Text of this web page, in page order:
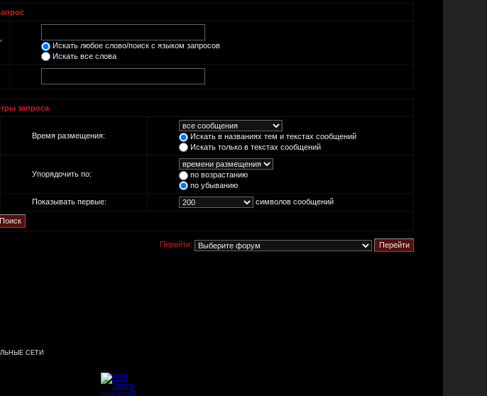
Искать любое слово/поиск с языком запросов
Искать все слова
запроса
Время размещения:
Искать в названиях тем и текстах сообщений
Искать только в текстах сообщений
Упорядочить по:
по возрастанию
по убыванию
Показывать первые: символов сообщений
Перейти:
СЕТИ